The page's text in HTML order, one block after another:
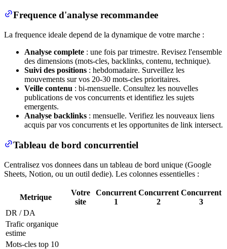
Frequence d'analyse recommandee
La frequence ideale depend de la dynamique de votre marche :
Analyse complete : une fois par trimestre. Revisez l'ensemble
des dimensions (mots-cles, backlinks, contenu, technique).
Suivi des positions : hebdomadaire. Surveillez les
mouvements sur vos 20-30 mots-cles prioritaires.
Veille contenu : bi-mensuelle. Consultez les nouvelles
publications de vos concurrents et identifiez les sujets
emergents.
Analyse backlinks : mensuelle. Verifiez les nouveaux liens
acquis par vos concurrents et les opportunites de link intersect.
Tableau de bord concurrentiel
Centralisez vos donnees dans un tableau de bord unique (Google
Sheets, Notion, ou un outil dedie). Les colonnes essentielles :
Metrique
Votre
site
Concurrent
1
Concurrent
2
Concurrent
3
DR / DA
Trafic organique
estime
Mots-cles top 10